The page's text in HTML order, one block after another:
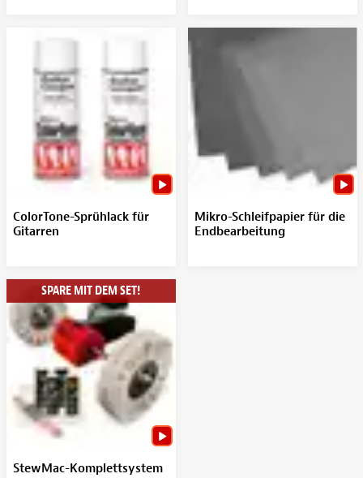
ColorTone-Sprühlack für
Gitarren
Mikro-Schleifpapier für die
Endbearbeitung
SPARE MIT DEM SET!
StewMac-Komplettsystem